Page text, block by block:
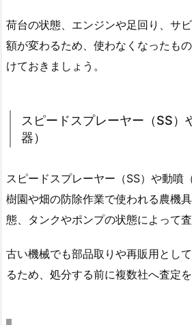
荷台の状態、エンジンや足回り、サ
額が変わるため、使わなくなったも
けておきましょう。
スピードスプレーヤー（SS）
器）
スピードスプレーヤー（SS）や動噴
樹園や畑の防除作業で使われる農機
態、タンクやポンプの状態によって査
古い機械でも部品取りや再販用とし
るため、処分する前に複数社へ査定を